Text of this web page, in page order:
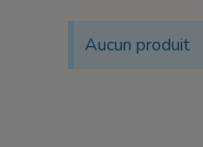
Aucun produit